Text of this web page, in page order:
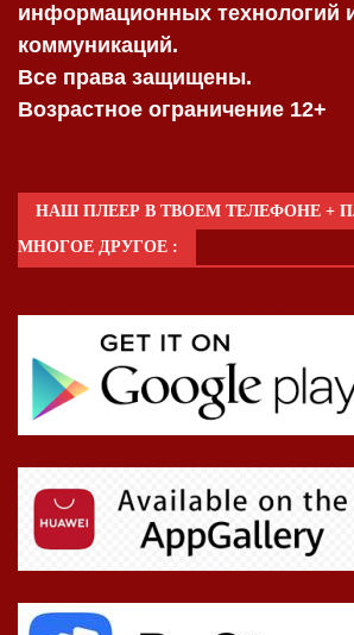
информационных технологий
коммуникаций.
Все права защищены.
Возрастное ограничение 12+
НАШ ПЛЕЕР В ТВОЕМ ТЕЛЕФОНЕ +
МНОГОЕ ДРУГОЕ :